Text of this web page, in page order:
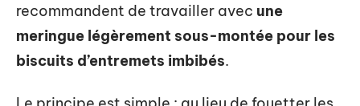
recommandent de travailler avec une
meringue légèrement sous-montée pour les
biscuits d’entremets imbibés.